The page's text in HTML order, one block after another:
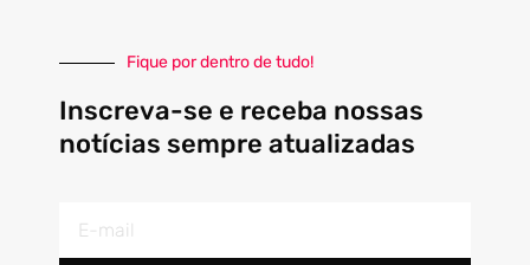
Fique por dentro de tudo!
Inscreva-se e receba nossas
notícias sempre atualizadas
mail